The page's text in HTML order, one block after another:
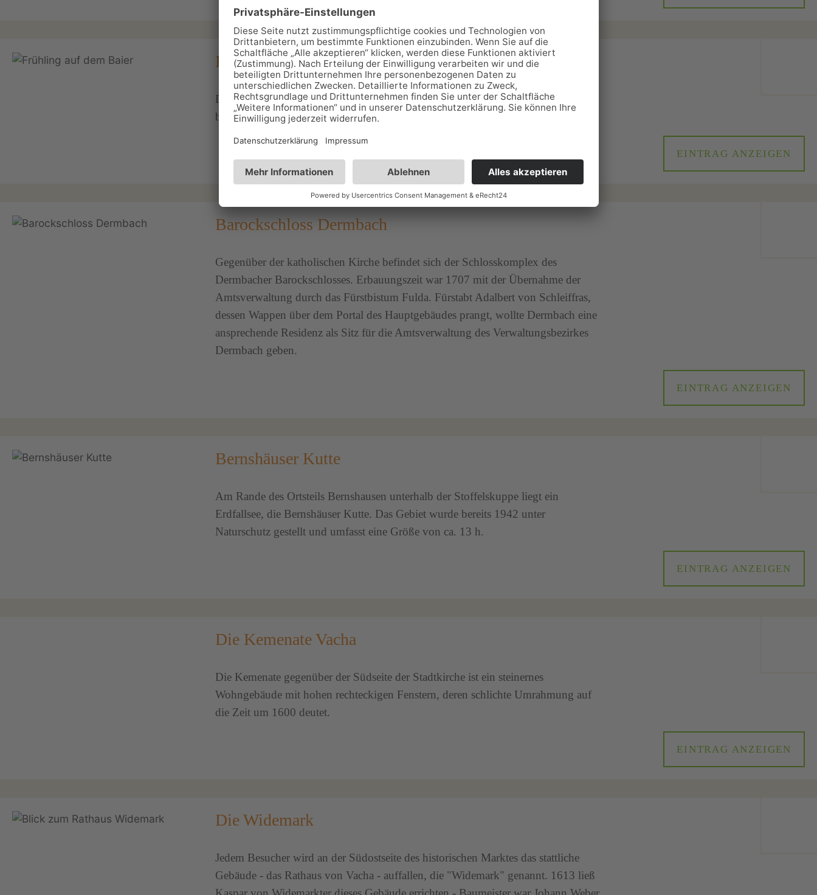
Baier
Der Baier bildet die mächtigste Basaltkuppe der Thüringischen Rhön. Er
beherrscht den kleinen Kessel des Feldatales bei Dermbach.
EINTRAG ANZEIGEN
Barockschloss Dermbach
Gegenüber der katholischen Kirche befindet sich der Schlosskomplex des
Dermbacher Barockschlosses. Erbauungszeit war 1707 mit der Übernahme der
Amtsverwaltung durch das Fürstbistum Fulda. Fürstabt Adalbert von Schleiffras,
dessen Wappen über dem Portal des Hauptgebäudes prangt, wollte Dermbach eine
ansprechende Residenz als Sitz für die Amtsverwaltung des Verwaltungsbezirkes
Dermbach geben.
EINTRAG ANZEIGEN
Bernshäuser Kutte
Am Rande des Ortsteils Bernshausen unterhalb der Stoffelskuppe liegt ein
Erdfallsee, die Bernshäuser Kutte. Das Gebiet wurde bereits 1942 unter
Naturschutz gestellt und umfasst eine Größe von ca. 13 h.
EINTRAG ANZEIGEN
Die Kemenate Vacha
Die Kemenate gegenüber der Südseite der Stadtkirche ist ein steinernes
Wohngebäude mit hohen rechteckigen Fenstern, deren schlichte Umrahmung auf
die Zeit um 1600 deutet.
EINTRAG ANZEIGEN
Die Widemark
Jedem Besucher wird an der Südostseite des historischen Marktes das stattliche
Gebäude - das Rathaus von Vacha - auffallen, die "Widemark" genannt. 1613 ließ